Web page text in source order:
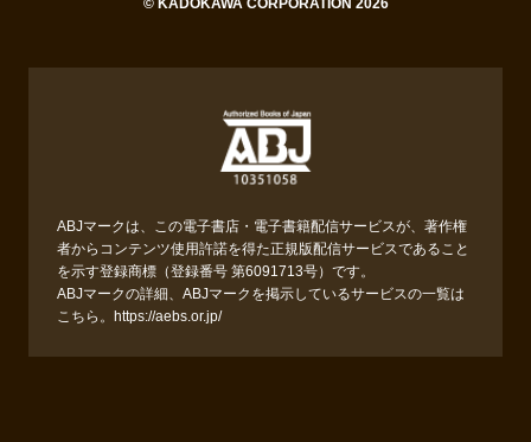
© KADOKAWA CORPORATION 2026
ABJマークは、この電子書店・電子書籍配信サービスが、著作権
者からコンテンツ使用許諾を得た正規版配信サービスであること
を示す登録商標（登録番号 第6091713号）です。
ABJマークの詳細、ABJマークを掲示しているサービスの一覧は
こちら。
https://aebs.or.jp/